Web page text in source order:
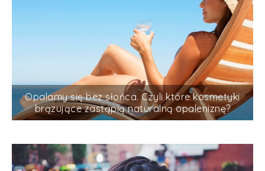
Opalamy się bez słońca. Czyli które kosmetyki
brązujące zastąpią naturalną opaleniznę?